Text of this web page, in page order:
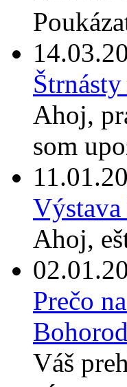
Ahoj,
som
Výstava
Ahoj,
Prečo
Váš